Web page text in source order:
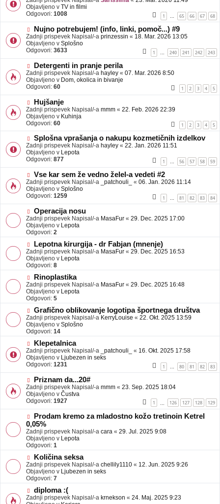
a
v
e
v
e
b
a
v
e
Objavljeno v TV in filmi
Odgovori: 1008 1 … 65 66 67 68
N
o
v
e
b
a
v
e
Nujno potrebujem! (info, linki, pomoč...) #9
Zadnji prispevek Napisal/-a prinzessin « 18. Mar. 2026 13:05
Objavljeno v Splošno
Odgovori: 3633 1 240 241 242 243
N
o
v
e
o
b
a
v
e
Detergenti in pranje perila
Zadnji prispevek Napisal/-a hayley « 07. Mar. 2026 8:50
Objavljeno v Dom, okolica in bivanje
Odgovori: 60 1 2 3 4 5
N
o
v
e
o
b
a
v
e
Hujšanje
Zadnji prispevek Napisal/-a mmm « 22. Feb. 2026 22:39
Objavljeno v Kuhinja
Odgovori: 60 1 2 3 4 5
N
o
v
e
b
a
v
e
Splošna vprašanja o nakupu kozmetičnih izdelkov
Zadnji prispevek Napisal/-a hayley « 22. Jan. 2026 11:51
Objavljeno v Lepota
Odgovori: 877 1 … 56 57 58 59
N
o
v
e
b
a
v
e
Vse kar sem že vedno želel-a vedeti #2
Zadnji prispevek Napisal/-a _patchouli_ « 06. Jan. 2026 11:14
Objavljeno v Splošno
Odgovori: 1259 1 81 82 83 84
N
o
v
e
o
j
a
v
e
Operacija nosu
Zadnji prispevek Napisal/-a MasaFur « 29. Dec. 2025 17:00
Objavljeno v Lepota
Odgovori: 2
N
o
v
e
o
j
a
v
e
Lepotna kirurgija - dr Fabjan (mnenje)
Zadnji prispevek Napisal/-a MasaFur « 29. Dec. 2025 16:53
Objavljeno v Lepota
Odgovori: 8
N
o
v
e
o
b
j
a
v
e
Rinoplastika
Zadnji prispevek Napisal/-a MasaFur « 29. Dec. 2025 16:48
Objavljeno v Lepota
Odgovori: 5
N
o
v
e
o
j
a
v
e
Grafično oblikovanje logotipa športnega društva
Zadnji prispevek Napisal/-a KerryLouise « 22. Okt. 2025 13:59
Objavljeno v Splošno
Odgovori: 14
N
o
v
e
b
a
v
e
Klepetalnica
Zadnji prispevek Napisal/-a _patchouli_ « 16. Okt. 2025 17:58
Objavljeno v Ljubezen in seks
Odgovori: 1231 1 80 81 82 83
N
o
v
e
o
b
j
a
v
e
Priznam da...20#
Zadnji prispevek Napisal/-a mmm « 23. Sep. 2025 18:04
Objavljeno v Čustva
Odgovori: 1927 1 126 127 128 129
N
o
v
e
o
b
a
v
e
Prodam kremo za mladostno kožo tretinoin Ketrel
0,05%
Zadnji prispevek Napisal/-a cara « 29. Jul. 2025 9:08
Objavljeno v Lepota
Odgovori: 1
N
o
v
e
o
b
j
Količina seksa
Zadnji prispevek Napisal/-a chellily1110 « 12. Jun. 2025 9:26
Objavljeno v Ljubezen in seks
Odgovori: 7
N
o
diploma :(
Zadnji prispevek Napisal/-a krnekson « 24. Maj. 2025 9:23